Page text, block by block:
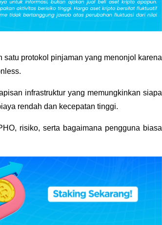
protokol pinjaman yang menonjol karena
infrastruktur yang memungkinkan siapa
rendah dan kecepatan tinggi.
risiko, serta bagaimana pengguna biasa